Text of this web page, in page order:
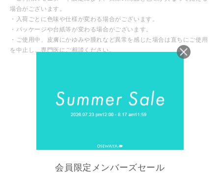
場合がございます。
・入荷ごとに色味や仕様が変わる場合がございます。
・パッケージや台紙等が変わる場合がございます。
・ご使用中、皮膚にかゆみや腫れなど異常を感じた場合は直ちにご使用
を中止し、専門医にご相談ください。
5つ星中5.00つ星
1件のレビューに基づく
0
会員限定メンバーズセール